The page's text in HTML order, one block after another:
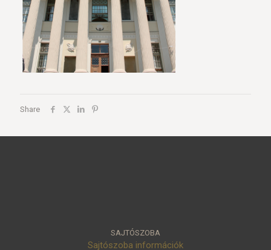
Share
SAJTÓSZOBA
Sajtószoba információk